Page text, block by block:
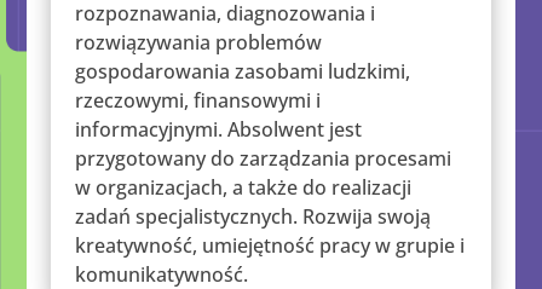
rozpoznawania, diagnozowania i
rozwiązywania problemów
gospodarowania zasobami ludzkimi,
rzeczowymi, finansowymi i
informacyjnymi. Absolwent jest
przygotowany do zarządzania procesami
w organizacjach, a także do realizacji
zadań specjalistycznych. Rozwija swoją
kreatywność, umiejętność pracy w grupie i
komunikatywność.